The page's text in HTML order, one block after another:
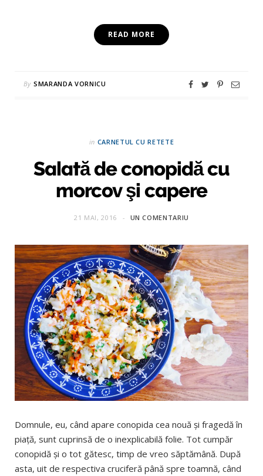
READ MORE
By SMARANDA VORNICU
in CARNETUL CU RETETE
Salată de conopidă cu
morcov şi capere
21 MAI, 2016 UN COMENTARIU
Domnule, eu, când apare conopida cea nouă şi fragedă în
piaţă, sunt cuprinsă de o inexplicabilă folie. Tot cumpăr
conopidă şi o tot gătesc, timp de vreo săptămână. După
asta, uit de respectiva cruciferă până spre toamnă, când